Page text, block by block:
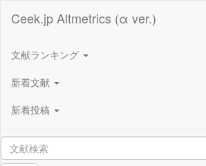
Ceek.jp Altmetrics (α ver.)
文献ランキング
新着文献
新着投稿